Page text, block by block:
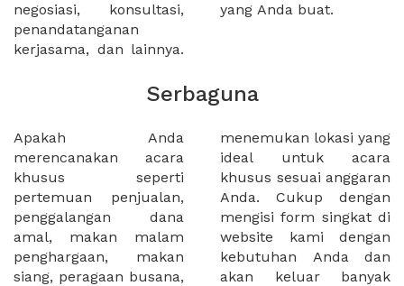
negosiasi, konsultasi,
penandatanganan
kerjasama, dan lainnya.
yang Anda buat.
Serbaguna
Apakah Anda
merencanakan acara
khusus seperti
pertemuan penjualan,
penggalangan dana
amal, makan malam
penghargaan, makan
siang, peragaan busana,
menemukan lokasi yang
ideal untuk acara
khusus sesuai anggaran
Anda. Cukup dengan
mengisi form singkat di
website kami dengan
kebutuhan Anda dan
akan keluar banyak